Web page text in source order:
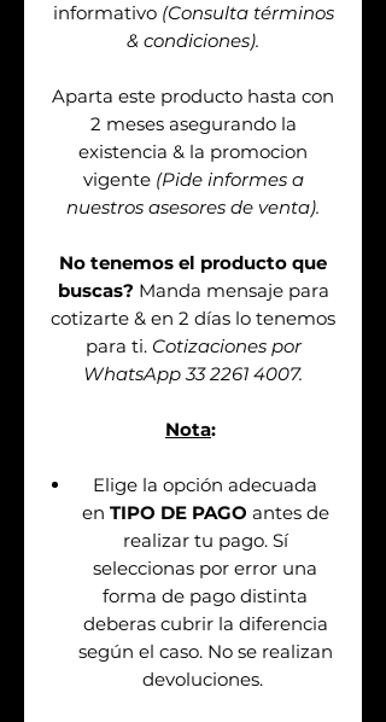
informativo (Consulta términos
& condiciones).
Aparta este producto hasta con
2 meses asegurando la
existencia & la promocion
vigente (Pide informes a
nuestros asesores de venta).
No tenemos el producto que
buscas? Manda mensaje para
cotizarte & en 2 días lo tenemos
para ti. Cotizaciones por
WhatsApp 33 2261 4007.
Nota:
Elige la opción adecuada
en TIPO DE PAGO antes de
realizar tu pago. Sí
seleccionas por error una
forma de pago distinta
deberas cubrir la diferencia
según el caso. No se realizan
devoluciones.